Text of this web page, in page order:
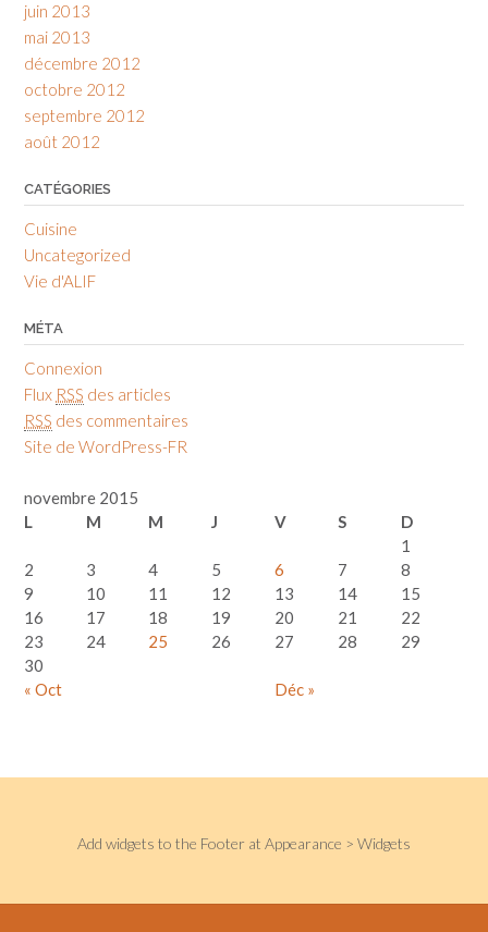
juin 2013
mai 2013
décembre 2012
octobre 2012
septembre 2012
août 2012
CATÉGORIES
Cuisine
Uncategorized
Vie d'ALIF
MÉTA
Connexion
Flux RSS des articles
RSS des commentaires
Site de WordPress-FR
novembre 2015
L
M M J V S D
« Oct Déc »
1
2
3 4 5 6 7
8
9
10 11 12 13 14
15
16
17 18 19 20 21
22
23
24 25 26 27 28
29
30
Add widgets to the Footer at Appearance > Widgets